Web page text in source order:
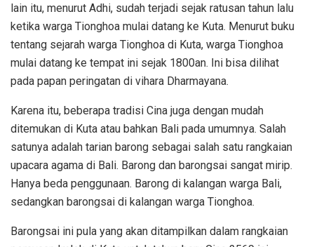
lain itu, menurut Adhi, sudah terjadi sejak ratusan tahun lalu
ketika warga Tionghoa mulai datang ke Kuta. Menurut buku
tentang sejarah warga Tionghoa di Kuta, warga Tionghoa
mulai datang ke tempat ini sejak 1800an. Ini bisa dilihat
pada papan peringatan di vihara Dharmayana.
Karena itu, beberapa tradisi Cina juga dengan mudah
ditemukan di Kuta atau bahkan Bali pada umumnya. Salah
satunya adalah tarian barong sebagai salah satu rangkaian
upacara agama di Bali. Barong dan barongsai sangat mirip.
Hanya beda penggunaan. Barong di kalangan warga Bali,
sedangkan barongsai di kalangan warga Tionghoa.
Barongsai ini pula yang akan ditampilkan dalam rangkaian